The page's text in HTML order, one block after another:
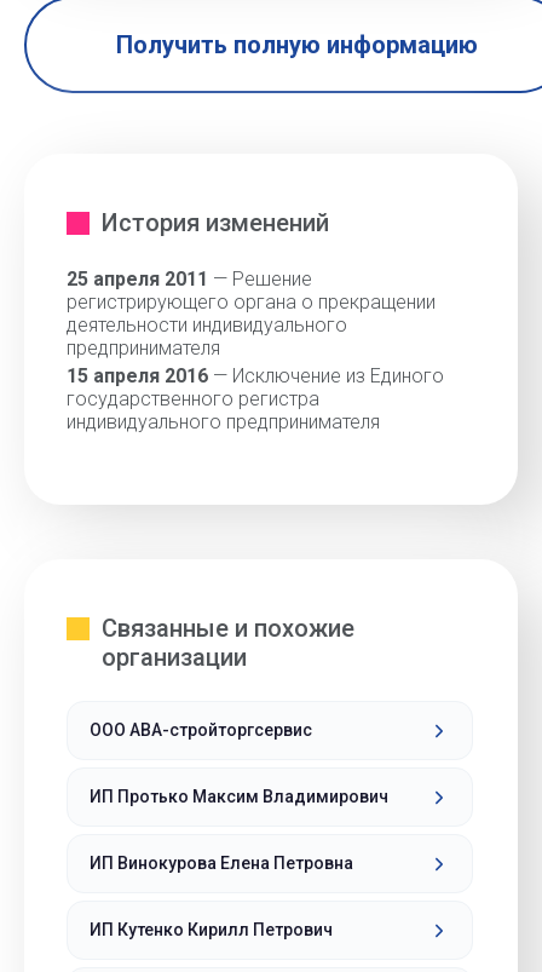
Получить полную информацию
История изменений
25 апреля 2011 — Решение
регистрирующего органа о прекращении
деятельности индивидуального
предпринимателя
15 апреля 2016 — Исключение из Единого
государственного регистра
индивидуального предпринимателя
Связанные и похожие
организации
ООО АВА-стройторгсервис
ИП Протько Максим Владимирович
ИП Винокурова Елена Петровна
ИП Кутенко Кирилл Петрович